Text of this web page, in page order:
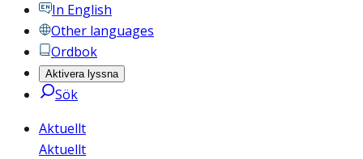
In English
Other languages
Ordbok
Aktivera lyssna
Sök
Aktuellt
Aktuellt